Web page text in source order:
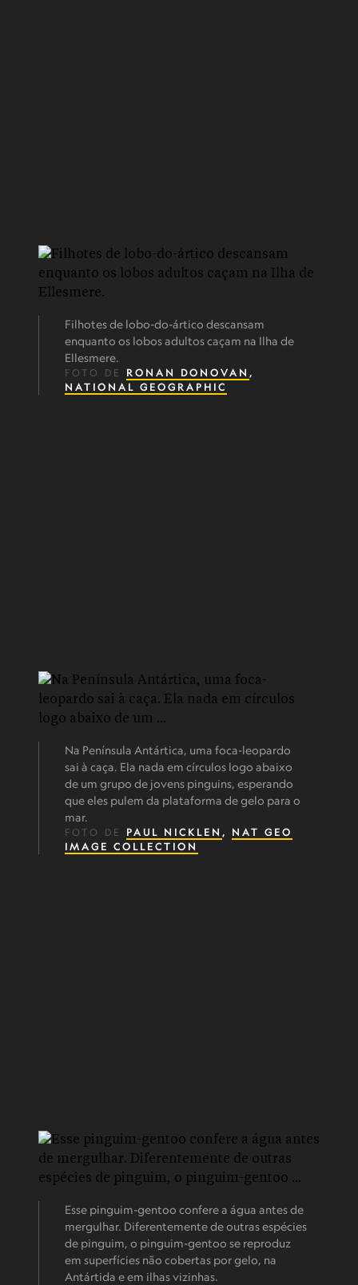
Filhotes de lobo-do-ártico descansam
enquanto os lobos adultos caçam na Ilha de
Ellesmere.
FOTO DE RONAN DONOVAN ,
NATIONAL GEOGRAPHIC
Na Península Antártica, uma foca-leopardo
sai à caça. Ela nada em círculos logo abaixo
de um grupo de jovens pinguins, esperando
que eles pulem da plataforma de gelo para o
mar.
FOTO DE PAUL NICKLEN , NAT GEO
IMAGE COLLECTION
Esse pinguim-gentoo confere a água antes de
mergulhar. Diferentemente de outras espécies
de pinguim, o pinguim-gentoo se reproduz
em superfícies não cobertas por gelo, na
Antártida e em ilhas vizinhas.